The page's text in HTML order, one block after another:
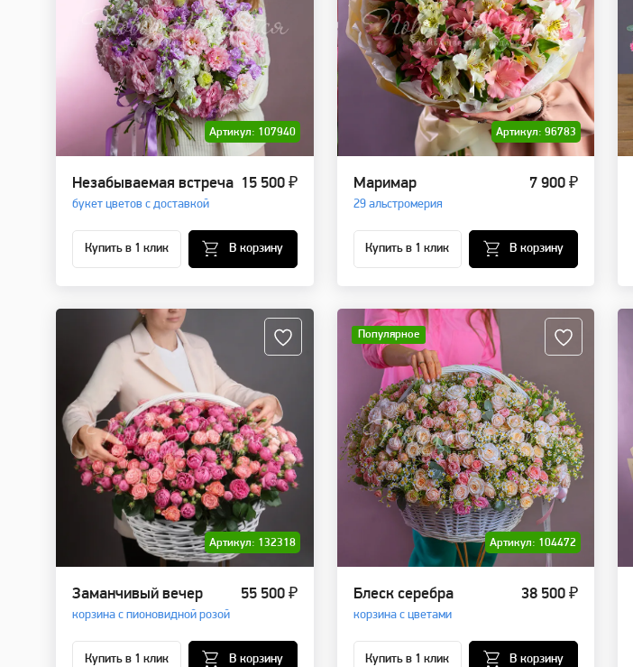
Артикул: 107940
Незабываемая встреча
букет цветов с доставкой
15 500 ₽
Купить в 1 клик В корзину
Артикул: 96783
Маримар
29 альстромерия
7 900 ₽
Купить в 1 клик В корзину
Артикул: 132318
Заманчивый вечер
корзина с пионовидной розой
55 500 ₽
Купить в 1 клик В корзину
Популярное
Артикул: 104472
Блеск серебра
корзина с цветами
38 500 ₽
Купить в 1 клик В корзину